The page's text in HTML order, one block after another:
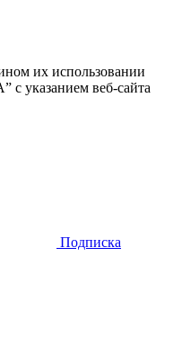
их использовании
с указанием веб-сайта
Подписка